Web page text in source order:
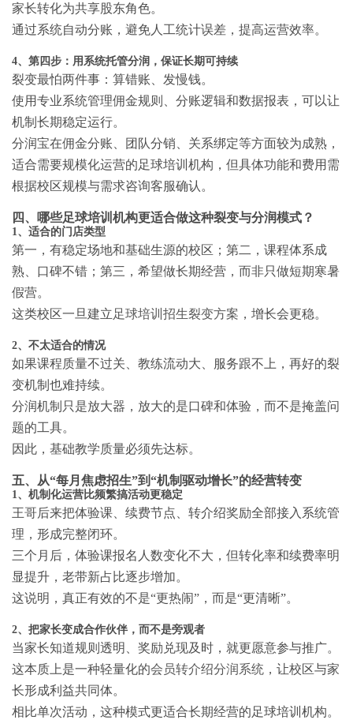
家长转化为共享股东角色。
通过系统自动分账，避免人工统计误差，提高运营效率。
4、第四步：用系统托管分润，保证长期可持续
裂变最怕两件事：算错账、发慢钱。
使用专业系统管理佣金规则、分账逻辑和数据报表，可以让
机制长期稳定运行。
分润宝在佣金分账、团队分销、关系绑定等方面较为成熟，
适合需要规模化运营的足球培训机构，但具体功能和费用需
根据校区规模与需求咨询客服确认。
四、哪些足球培训机构更适合做这种裂变与分润模式？
1、适合的门店类型
第一，有稳定场地和基础生源的校区；第二，课程体系成
熟、口碑不错；第三，希望做长期经营，而非只做短期寒暑
假营。
这类校区一旦建立足球培训招生裂变方案 ，增长会更稳。
2、不太适合的情况
如果课程质量不过关、教练流动大、服务跟不上，再好的裂
变机制也难持续。
分润机制只是放大器，放大的是口碑和体验，而不是掩盖问
题的工具。
因此，基础教学质量必须先达标。
五、从“每月焦虑招生”到“机制驱动增长”的经营转变
1、机制化运营比频繁搞活动更稳定
王哥后来把体验课、续费节点、转介绍奖励全部接入系统管
理，形成完整闭环。
三个月后，体验课报名人数变化不大，但转化率和续费率明
显提升，老带新占比逐步增加。
这说明，真正有效的不是“更热闹”，而是“更清晰”。
2、把家长变成合作伙伴，而不是旁观者
当家长知道规则透明、奖励兑现及时，就更愿意参与推广。
这本质上是一种轻量化的会员转介绍分润系统 ，让校区与家
长形成利益共同体。
相比单次活动，这种模式更适合长期经营的足球培训机构。